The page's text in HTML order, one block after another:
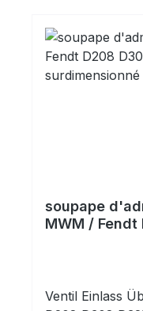
soupape
MWM /
Ventil Einlass